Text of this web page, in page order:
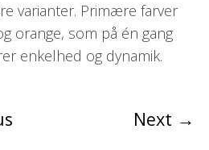
varianter. Primære farver
orange, som på én gang
enkelhed og dynamik.
Next →